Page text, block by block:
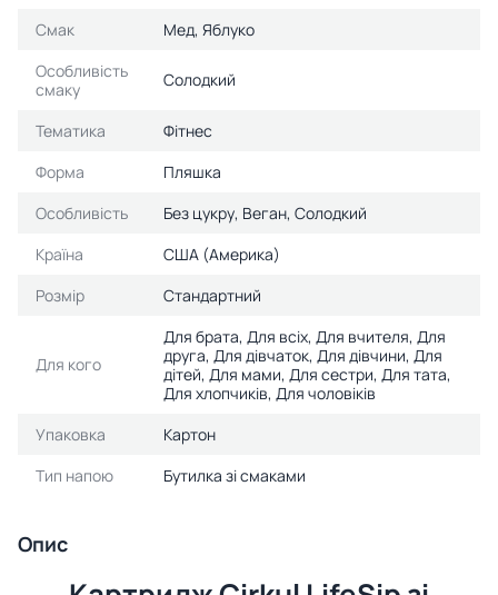
Смак
Мед, Яблуко
Особливість
смаку
Солодкий
Тематика
Фітнес
Форма
Пляшка
Особливість
Без цукру, Веган, Солодкий
Країна
США (Америка)
Розмір
Стандартний
Для кого
Для брата, Для всіх, Для вчителя, Для
друга, Для дівчаток, Для дівчини, Для
дітей, Для мами, Для сестри, Для тата,
Для хлопчиків, Для чоловіків
Упаковка
Картон
Тип напою
Бутилка зі смаками
Опис